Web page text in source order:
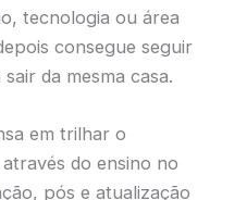
tecnologia ou área
consegue seguir
da mesma casa.
em trilhar o
do ensino no
pós e atualização